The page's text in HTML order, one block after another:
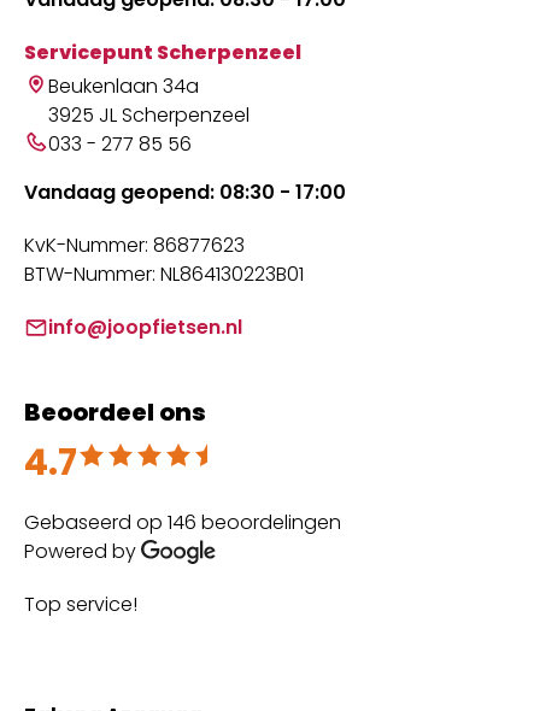
Servicepunt Scherpenzeel
Beukenlaan 34a
3925 JL Scherpenzeel
033 - 277 85 56
Vandaag geopend: 08:30 - 17:00
KvK-Nummer: 86877623
BTW-Nummer: NL864130223B01
info@joopfietsen.nl
Beoordeel ons
4.7
Beoordeeld met 4.7 uit 5
Gebaseerd op 146 beoordelingen
Powered by
Top service!